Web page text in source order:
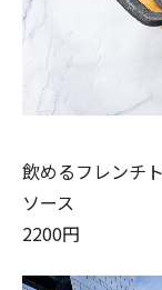
飲めるフレンチ
ソース
2200円